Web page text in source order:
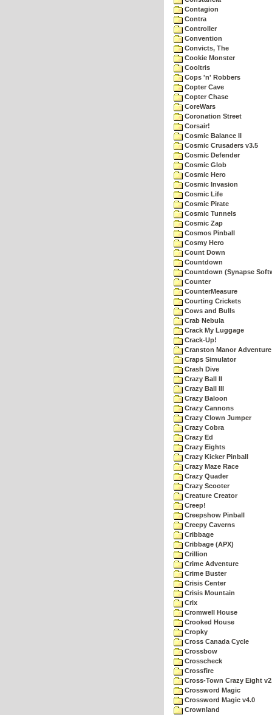
Contagion
Contra
Controller
Convention
Convicts, The
Cookie Monster
Cooltris
Cops 'n' Robbers
Copter Cave
Copter Chase
CoreWars
Coronation Street
Corsair!
Cosmic Balance II
Cosmic Crusaders v3.5
Cosmic Defender
Cosmic Glob
Cosmic Hero
Cosmic Invasion
Cosmic Life
Cosmic Pirate
Cosmic Tunnels
Cosmic Zap
Cosmos Pinball
Cosmy Hero
Count Down
Countdown
Countdown (Synapse
Counter
CounterMeasure
Courting Crickets
Cows and Bulls
Crab Nebula
Crack My Luggage
Crack-Up!
Cranston Manor Adventure
Craps Simulator
Crash Dive
Crazy Ball II
Crazy Ball III
Crazy Baloon
Crazy Cannons
Crazy Clown Jumper
Crazy Cobra
Crazy Ed
Crazy Eights
Crazy Kicker Pinball
Crazy Maze Race
Crazy Quader
Crazy Scooter
Creature Creator
Creep!
Creepshow Pinball
Creepy Caverns
Cribbage
Cribbage (APX)
Crillion
Crime Adventure
Crime Buster
Crisis Center
Crisis Mountain
Crix
Cromwell House
Crooked House
Cropky
Cross Canada Cycle
Crossbow
Crosscheck
Crossfire
Cross-Town Crazy Eight
Crossword Magic
Crossword Magic v4.0
Crownland